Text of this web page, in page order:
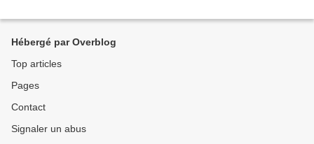
Hébergé par Overblog
Top articles
Pages
Contact
Signaler un abus